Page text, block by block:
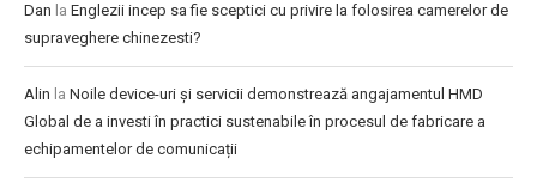
Dan la Englezii incep sa fie sceptici cu privire la folosirea camerelor de
supraveghere chinezesti?
Alin la Noile device-uri și servicii demonstrează angajamentul HMD
Global de a investi în practici sustenabile în procesul de fabricare a
echipamentelor de comunicații